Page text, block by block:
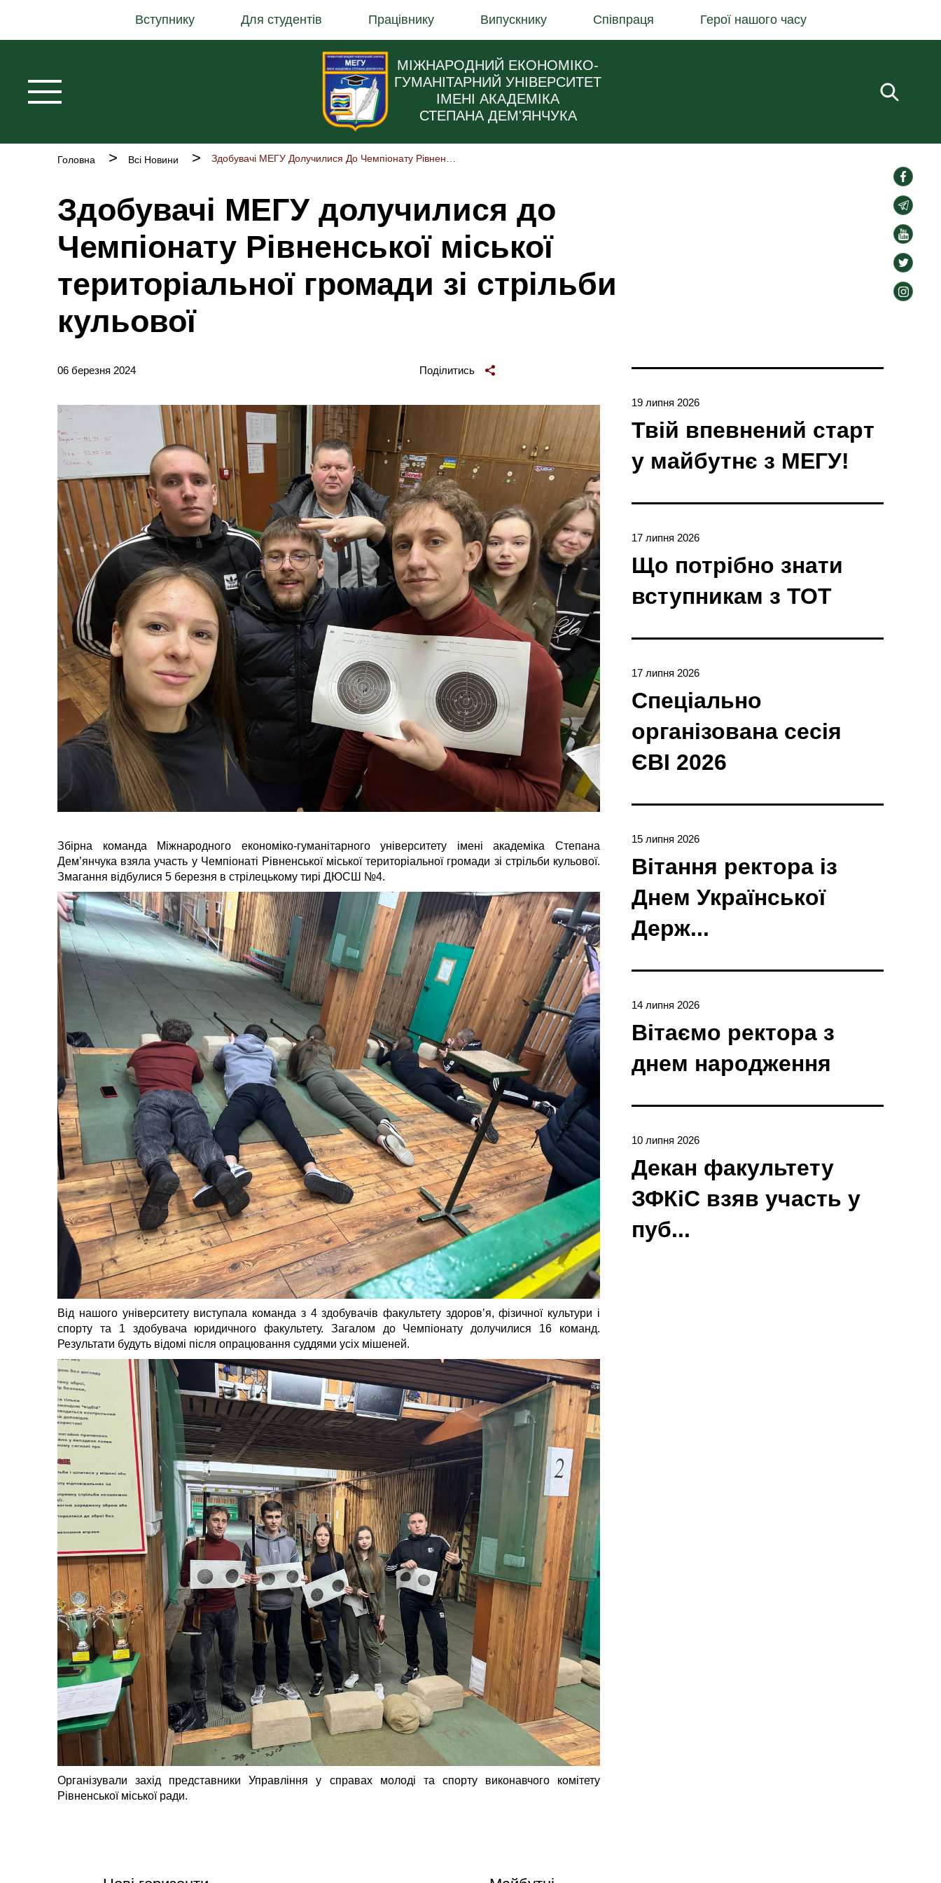
основного
Вступнику Для студентів Працівнику Випускнику Співпраця Герої нашого часу
МІЖНАРОДНИЙ ЕКОНОМІКО-
ГУМАНІТАРНИЙ УНІВЕРСИТЕТ
ІМЕНІ АКАДЕМІКА
СТЕПАНА ДЕМ'ЯНЧУКА
Рядок
Головна Всі Новини Здобувачі МЕГУ Долучилися До Чемпіонату Рівненської Міської Територіальної Громади Зі Стрільби Кульової
Здобувачі МЕГУ долучилися до
Чемпіонату Рівненської міської
територіальної громади зі стрільби
кульової
06 березня 2024 Поділитись
Збірна команда Міжнародного економіко-гуманітарного університету імені академіка Степана
Дем’янчука взяла участь у Чемпіонаті Рівненської міської територіальної громади зі стрільби кульової.
Змагання відбулися 5 березня в стрілецькому тирі ДЮСШ №4.
Від нашого університету виступала команда з 4 здобувачів факультету здоров’я, фізичної культури і
спорту та 1 здобувача юридичного факультету. Загалом до Чемпіонату долучилися 16 команд.
Результати будуть відомі після опрацювання суддями усіх мішеней.
Організували захід представники Управління у справах молоді та спорту виконавчого комітету
Рівненської міської ради.
social-
links
social-
links
social-
links
social-
links
social-
19 липня 2026
Твій впевнений старт
у майбутнє з МЕГУ!
17 липня 2026
Що потрібно знати
вступникам з ТОТ
17 липня 2026
Спеціально
організована сесія
ЄBI 2026
15 липня 2026
Вітання ректора із
Днем Української
Держ...
14 липня 2026
Вітаємо ректора з
днем народження
10 липня 2026
Декан факультету
ЗФКіС взяв участь у
пуб...